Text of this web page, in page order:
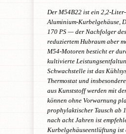
Der M54B22 ist ein 2,2-
Aluminium-Kurbelgehäuse,
170 PS — der Nachfolger
reduziertem Hubraum aber
M54-Motoren besticht er
kultivierte
Schwachstelle ist das
Thermostat und
aus Kunststoff werden mit
können ohne Vorwarnung
prophylaktischer Tausch ab
nach acht Jahren ist
Kurbelgehäuseentlüftung ist